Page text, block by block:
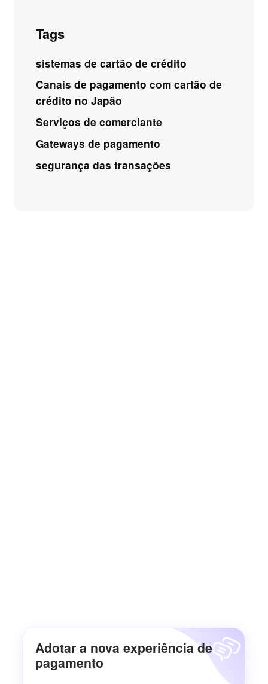
Tags
sistemas de cartão de crédito
Canais de pagamento com cartão de
crédito no Japão
Serviços de comerciante
Gateways de pagamento
segurança das transações
Adotar a nova experiência de
pagamento